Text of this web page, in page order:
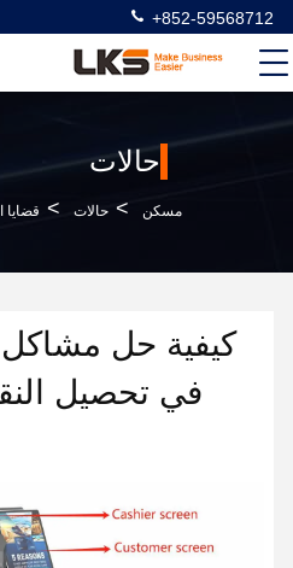
+852-59568712
حالات
مسكن > حالات > قضايا
كيفية حل مشاكل
في تحصيل